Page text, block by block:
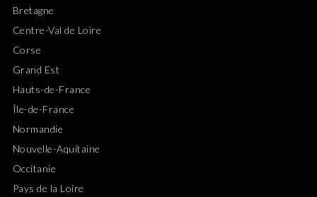
Bretagne
Centre-Val de Loire
Corse
Grand Est
Hauts-de-France
Île-de-France
Normandie
Nouvelle-Aquitaine
Occitanie
Pays de la Loire